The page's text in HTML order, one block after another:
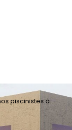
piscinistes à